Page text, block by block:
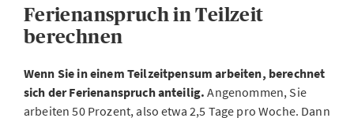
Ferienanspruch in Teilzeit
berechnen
Wenn Sie in einem Teilzeitpensum arbeiten, berechnet
sich der Ferienanspruch anteilig.Angenommen, Sie
arbeiten 50 Prozent, also etwa 2,5 Tage pro Woche. Dann